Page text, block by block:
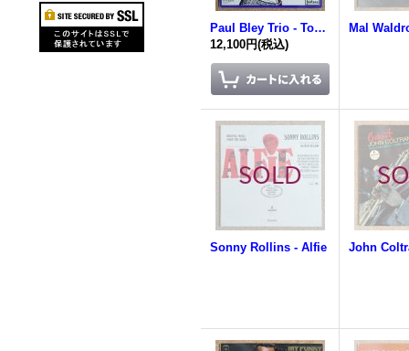
Paul Bley Trio - Touching
12,100円(税込)
Sonny Rollins - Alfie